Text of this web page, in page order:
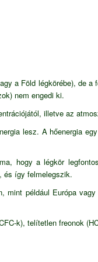
a Föld légkörébe), de
nem engedi ki.
illetve az
lesz. A hőenergia
hogy a légkör
és így felmelegszik.
például Európa
k), telítetlen freonok